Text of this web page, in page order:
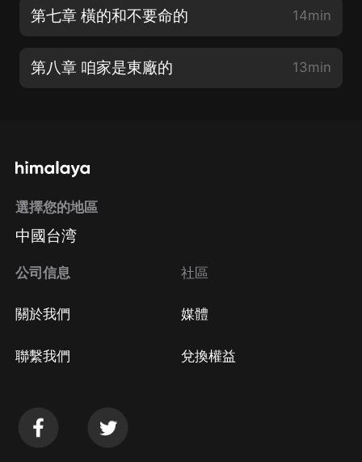
第七章 橫的和不要命的 14min
第八章 咱家是東廠的 13min
選擇您的地區
中國台湾
公司信息
關於我們
聯繫我們
社區
媒體
兌換權益